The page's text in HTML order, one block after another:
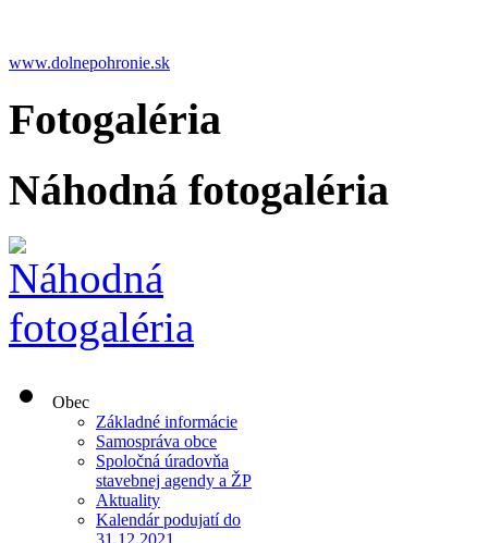
www.dolnepohronie.sk
Fotogaléria
Náhodná fotogaléria
Obec
Základné informácie
Samospráva obce
Spoločná úradovňa
stavebnej agendy a ŽP
Aktuality
Kalendár podujatí do
31.12.2021